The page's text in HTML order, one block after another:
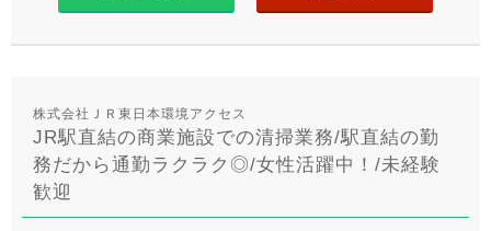
株式会社ＪＲ東日本環境アクセス
JR駅直結の商業施設での清掃業務/駅直結の勤
務だから通勤ラクラク◎/女性活躍中！/未経験
歓迎